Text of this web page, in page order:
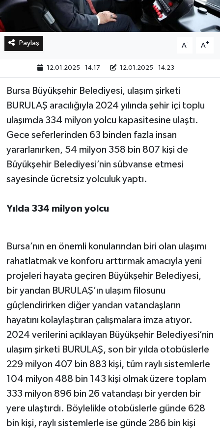
Paylaş A- A+
12.01.2025 - 14:17 12.01.2025 - 14:23
Bursa Büyükşehir Belediyesi, ulaşım şirketi
BURULAŞ aracılığıyla 2024 yılında şehir içi toplu
ulaşımda 334 milyon yolcu kapasitesine ulaştı.
Gece seferlerinden 63 binden fazla insan
yararlanırken, 54 milyon 358 bin 807 kişi de
Büyükşehir Belediyesi’nin sübvanse etmesi
sayesinde ücretsiz yolculuk yaptı.
Yılda 334 milyon yolcu
Bursa’nın en önemli konularından biri olan ulaşımı
rahatlatmak ve konforu arttırmak amacıyla yeni
projeleri hayata geçiren Büyükşehir Belediyesi,
bir yandan BURULAŞ’ın ulaşım filosunu
güçlendirirken diğer yandan vatandaşların
hayatını kolaylaştıran çalışmalara imza atıyor.
2024 verilerini açıklayan Büyükşehir Belediyesi’nin
ulaşım şirketi BURULAŞ, son bir yılda otobüslerle
229 milyon 407 bin 883 kişi, tüm raylı sistemlerle
104 milyon 488 bin 143 kişi olmak üzere toplam
333 milyon 896 bin 26 vatandaşı bir yerden bir
yere ulaştırdı. Böylelikle otobüslerle günde 628
bin kişi, raylı sistemlerle ise günde 286 bin kişi